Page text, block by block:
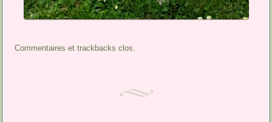
Commentaires et trackbacks clos.